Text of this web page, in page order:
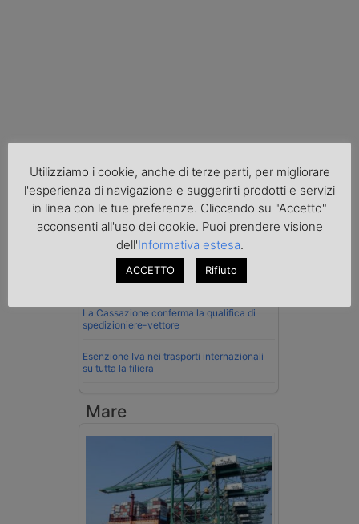
La riforma del Codice della Strada punta
sull’autotrasporto
Imprenditore di Prato assolto per infortunio
col muletto
Cassazione conferma validità multe per
velocità col cronotachigrafo
La Cassazione conferma la qualifica di
spedizioniere-vettore
Esenzione Iva nei trasporti internazionali
su tutta la filiera
Mare
Utilizziamo i cookie, anche di terze parti, per migliorare
l'esperienza di navigazione e suggerirti prodotti e servizi
in linea con le tue preferenze. Cliccando su "Accetto"
acconsenti all'uso dei cookie. Puoi prendere visione
dell'Informativa estesa.
ACCETTO Rifiuto